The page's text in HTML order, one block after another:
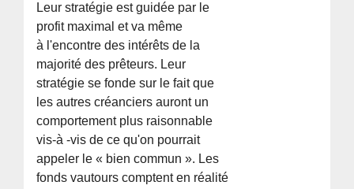
Leur stratégie est guidée par le
profit maximal et va même
à l'encontre des intérêts de la
majorité des prêteurs. Leur
stratégie se fonde sur le fait que
les autres créanciers auront un
comportement plus raisonnable
vis-à -vis de ce qu'on pourrait
appeler le « bien commun ». Les
fonds vautours comptent en réalité